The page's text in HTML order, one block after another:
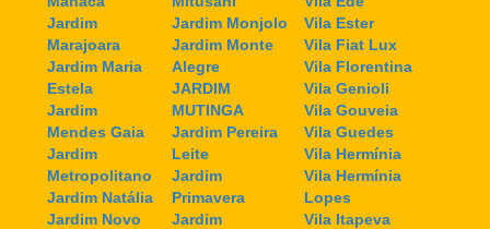
Jardim
Marajoara
Jardim Maria
Estela
Jardim
Mendes Gaia
Jardim
Metropolitano
Jardim Natália
Jardim Novo
Jardim Monjolo
Jardim Monte
Alegre
JARDIM
MUTINGA
Jardim Pereira
Leite
Jardim
Primavera
Jardim
Vila Ester
Vila Fiat Lux
Vila Florentina
Vila Genioli
Vila Gouveia
Vila Guedes
Vila Hermínia
Vila Hermínia
Lopes
Vila Itapeva